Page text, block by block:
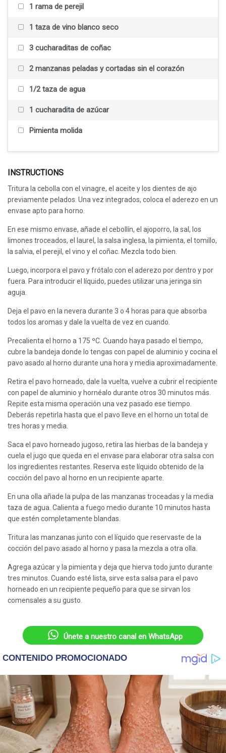
1 rama de perejil
1 taza de vino blanco seco
3 cucharaditas de coñac
2 manzanas peladas y cortadas sin el corazón
1/2 taza de agua
1 cucharadita de azúcar
Pimienta molida
INSTRUCTIONS
Tritura la cebolla con el vinagre, el aceite y los dientes de ajo
previamente pelados. Una vez integrados, coloca el aderezo en un
envase apto para horno.
En ese mismo envase, añade el cebollín, el ajoporro, la sal, los
limones troceados, el laurel, la salsa inglesa, la pimienta, el tomillo,
la salvia, el perejil, el vino y el coñac. Mezcla todo bien.
Luego, incorpora el pavo y frótalo con el aderezo por dentro y por
fuera. Para introducir el líquido, puedes utilizar una jeringa sin
aguja.
Deja el pavo en la nevera durante 3 o 4 horas para que absorba
todos los aromas y dale la vuelta de vez en cuando.
Precalienta el horno a 175 ºC. Cuando haya pasado el tiempo,
cubre la bandeja donde lo tengas con papel de aluminio y cocina el
pavo asado al horno durante una hora y media aproximadamente.
Retira el pavo horneado, dale la vuelta, vuelve a cubrir el recipiente
con papel de aluminio y hornéalo durante otros 30 minutos más.
Repite esta misma operación una vez pasado ese tiempo.
Deberás repetirla hasta que el pavo lleve en el horno un total de
tres horas y media.
Saca el pavo horneado jugoso, retira las hierbas de la bandeja y
cuela el jugo que queda en el envase para elaborar otra salsa con
los ingredientes restantes. Reserva este líquido obtenido de la
cocción del pavo al horno en un recipiente aparte.
En una olla añade la pulpa de las manzanas troceadas y la media
taza de agua. Calienta a fuego medio durante 10 minutos hasta
que estén completamente blandas.
Tritura las manzanas junto con el líquido que reservaste de la
cocción del pavo asado al horno y pasa la mezcla a otra olla.
Agrega azúcar y la pimienta y deja que hierva todo junto durante
tres minutos. Cuando esté lista, sirve esta salsa para el pavo
horneado en un recipiente pequeño para que se sirvan los
comensales a su gusto.
Únete a nuestro canal en WhatsApp